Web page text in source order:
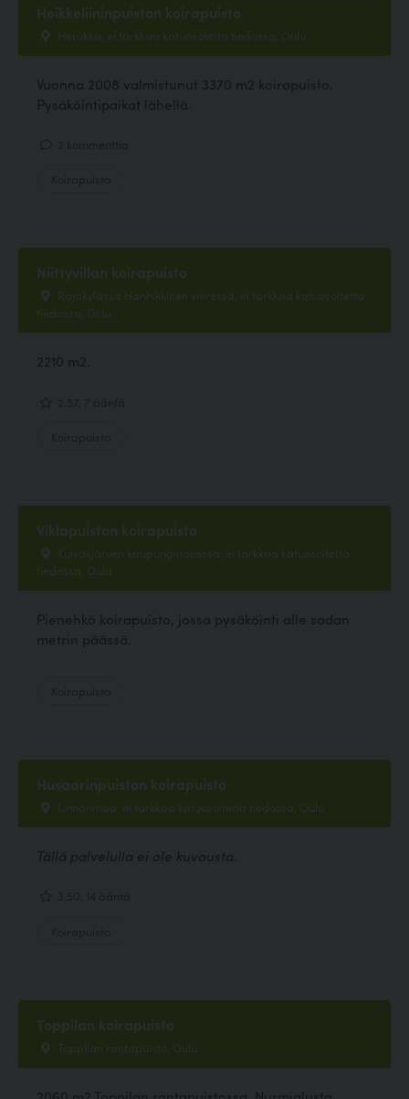
Heikkeliininpuiston koirapuisto
Herukka, ei tarkkaa katuosotetta tiedossa, Oulu
Vuonna 2008 valmistunut 3370 m2 koirapuisto.
Pysäköintipaikat lähellä.
Niittyvillan koirapuisto
Rajakylässä Hanhikkitien vieressä, ei tarkkaa katuosoitetta
tiedossa, Oulu
2210 m2.
Viklapuiston koirapuisto
Kuivasjärven kaupunginosassa, ei tarkkaa katuosoitetta
tiedossa, Oulu
Pienehkö koirapuisto, jossa pysäköinti alle sadan
metrin päässä.
Husaarinpuiston koirapuisto
Linnanmaa, ei tarkkaa katuosoitetta tiedossa, Oulu
Tällä palvelulla ei ole kuvausta.
Toppilan koirapuisto
Toppilan rantapuisto, Oulu